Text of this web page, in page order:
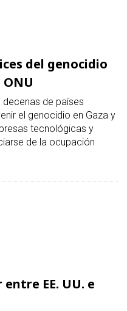
del genocidio
de países
el genocidio en Gaza y
tecnológicas y
de la ocupación
EE. UU. e